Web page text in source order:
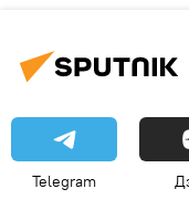
Telegram